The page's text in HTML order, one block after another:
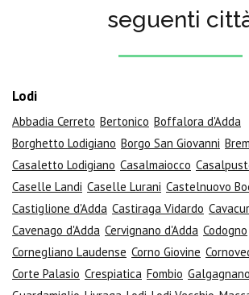
seguenti
Lodi
Abbadia Cerreto Bertonico Boffalora d'Adda
Borghetto Lodigiano Borgo San Giovanni
Casaletto Lodigiano Casalmaiocco
Caselle Landi Caselle Lurani Castelnuovo
Castiglione d'Adda Castiraga Vidardo
Cavenago d'Adda Cervignano d'Adda Codogno
Cornegliano Laudense Corno Giovine
Corte Palasio Crespiatica Fombio Galgagnano